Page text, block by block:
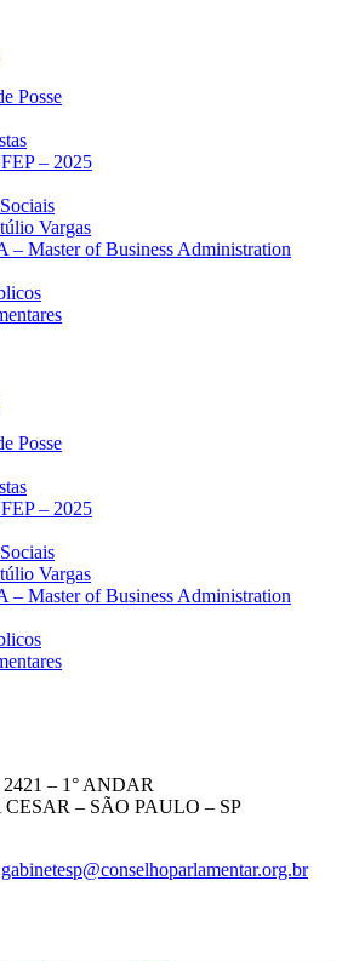
Posse
– 2025
Vargas
– Master of Business Administration
Posse
– 2025
Vargas
– Master of Business Administration
– 1° ANDAR
– SÃO PAULO – SP